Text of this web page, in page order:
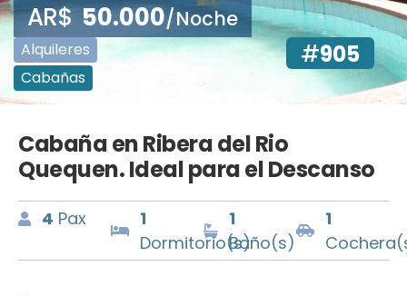
AR$ 50.000/Noche
Alquileres
Cabañas
#905
Cabaña en Ribera del Rio
Quequen. Ideal para el Descanso
4 Pax
1
Dormitorio(s)
1
Baño(s)
1